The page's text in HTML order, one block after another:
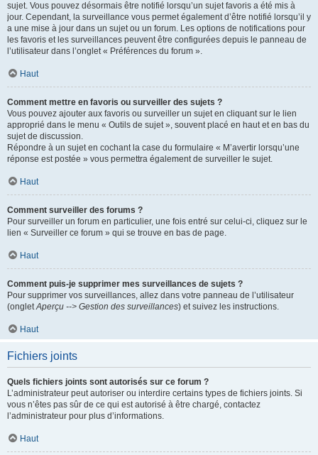
sujet. Vous pouvez désormais être notifié lorsqu’un sujet favoris a été mis à
jour. Cependant, la surveillance vous permet également d’être notifié lorsqu’il y
a une mise à jour dans un sujet ou un forum. Les options de notifications pour
les favoris et les surveillances peuvent être configurées depuis le panneau de
l’utilisateur dans l’onglet « Préférences du forum ».
Haut
Comment mettre en favoris ou surveiller des sujets ?
Vous pouvez ajouter aux favoris ou surveiller un sujet en cliquant sur le lien
approprié dans le menu « Outils de sujet », souvent placé en haut et en bas du
sujet de discussion.
Répondre à un sujet en cochant la case du formulaire « M’avertir lorsqu’une
réponse est postée » vous permettra également de surveiller le sujet.
Haut
Comment surveiller des forums ?
Pour surveiller un forum en particulier, une fois entré sur celui-ci, cliquez sur le
lien « Surveiller ce forum » qui se trouve en bas de page.
Haut
Comment puis-je supprimer mes surveillances de sujets ?
Pour supprimer vos surveillances, allez dans votre panneau de l’utilisateur
(ongletAperçu --> Gestion des surveillances) et suivez les instructions.
Haut
Fichiers joints
Quels fichiers joints sont autorisés sur ce forum ?
L’administrateur peut autoriser ou interdire certains types de fichiers joints. Si
vous n’êtes pas sûr de ce qui est autorisé à être chargé, contactez
l’administrateur pour plus d’informations.
Haut